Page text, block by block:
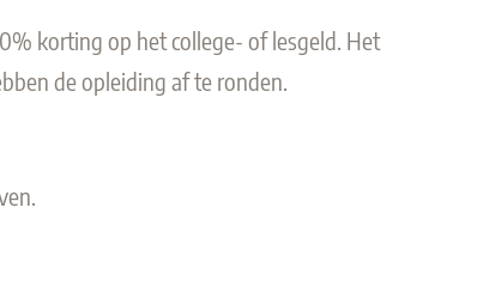
korting op het college- of lesgeld. Het
de opleiding af te ronden.